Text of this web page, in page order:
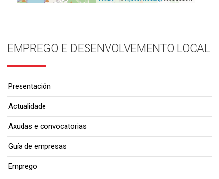
EMPREGO E DESENVOLVEMENTO LOCAL
Presentación
Actualidade
Axudas e convocatorias
Guía de empresas
Emprego